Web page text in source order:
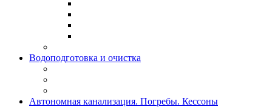
Водоподготовка и очистка
Автономная канализация. Погребы. Кессоны